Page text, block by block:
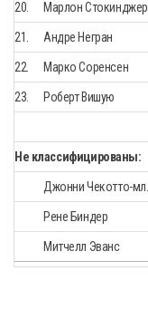
20. Марлон Стокинджер
21. Андре Негран
22. Марко Соренсен
23. Роберт Вишую
Не классифицированы:
Джонни Чекотто-мл.
Рене Биндер
Митчелл Эванс